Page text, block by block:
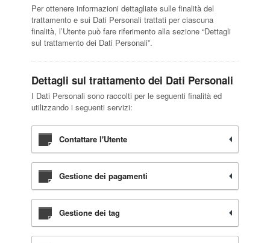
Per ottenere informazioni dettagliate sulle finalità del
trattamento e sui Dati Personali trattati per ciascuna
finalità, l’Utente può fare riferimento alla sezione “Dettagli
sul trattamento dei Dati Personali”.
Dettagli sul trattamento dei Dati Personali
I Dati Personali sono raccolti per le seguenti finalità ed
utilizzando i seguenti servizi:
Contattare l'Utente
Gestione dei pagamenti
Gestione dei tag